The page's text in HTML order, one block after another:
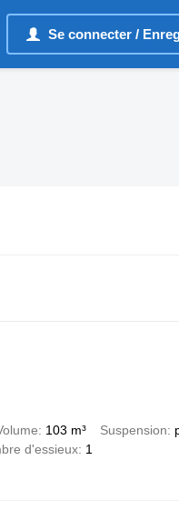
Se connecter /
103 m³ Suspension
d'essieux 1